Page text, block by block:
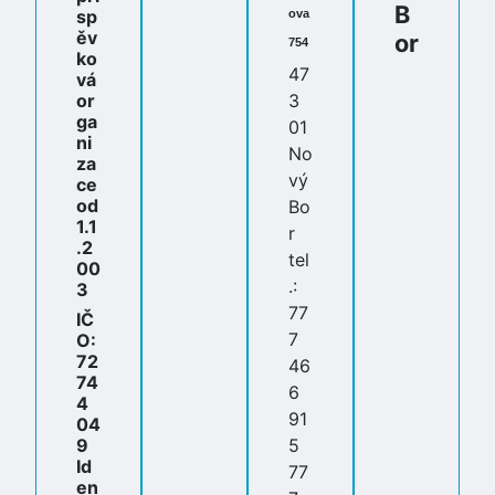
sp
ěv
ko
vá
or
ga
ni
za
ce
od
1.1
.2
00
3
IČ
O:
72
74
4
04
9
Id
en
ova
754
47
3
01
No
vý
Bo
r
tel
.:
77
7
46
6
91
5
77
B
or